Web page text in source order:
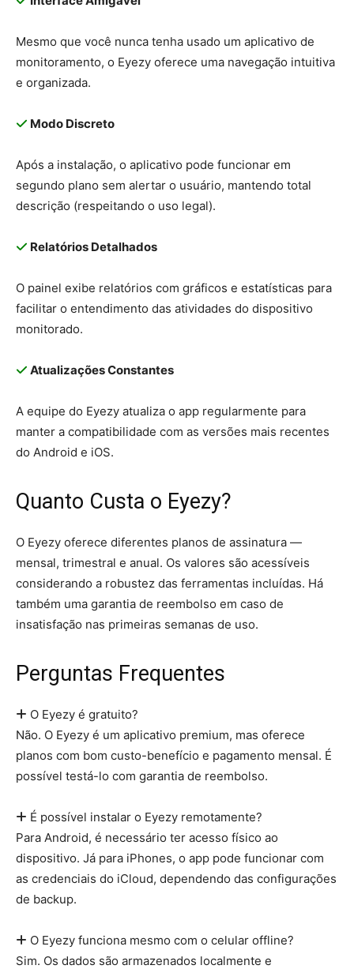
Mesmo que você nunca tenha usado um aplicativo de
monitoramento, o Eyezy oferece uma navegação intuitiva
e organizada.
Modo Discreto
Após a instalação, o aplicativo pode funcionar em
segundo plano sem alertar o usuário, mantendo total
descrição (respeitando o uso legal).
Relatórios Detalhados
O painel exibe relatórios com gráficos e estatísticas para
facilitar o entendimento das atividades do dispositivo
monitorado.
Atualizações Constantes
A equipe do Eyezy atualiza o app regularmente para
manter a compatibilidade com as versões mais recentes
do Android e iOS.
Quanto Custa o Eyezy?
O Eyezy oferece diferentes planos de assinatura —
mensal, trimestral e anual. Os valores são acessíveis
considerando a robustez das ferramentas incluídas. Há
também uma garantia de reembolso em caso de
insatisfação nas primeiras semanas de uso.
Perguntas Frequentes
O Eyezy é gratuito?
Não. O Eyezy é um aplicativo premium, mas oferece
planos com bom custo-benefício e pagamento mensal. É
possível testá-lo com garantia de reembolso.
É possível instalar o Eyezy remotamente?
Para Android, é necessário ter acesso físico ao
dispositivo. Já para iPhones, o app pode funcionar com
as credenciais do iCloud, dependendo das configurações
de backup.
O Eyezy funciona mesmo com o celular offline?
Sim. Os dados são armazenados localmente e